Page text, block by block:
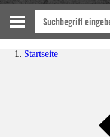
Startseite